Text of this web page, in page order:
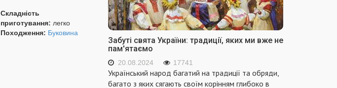
Складність
приготування: легко
Походження: Буковина
Забуті свята України: традиції, яких ми вже не
пам'ятаємо
20.08.2024 17741
Український народ багатий на традиції та обряди,
багато з яких сягають своїм корінням глибоко в